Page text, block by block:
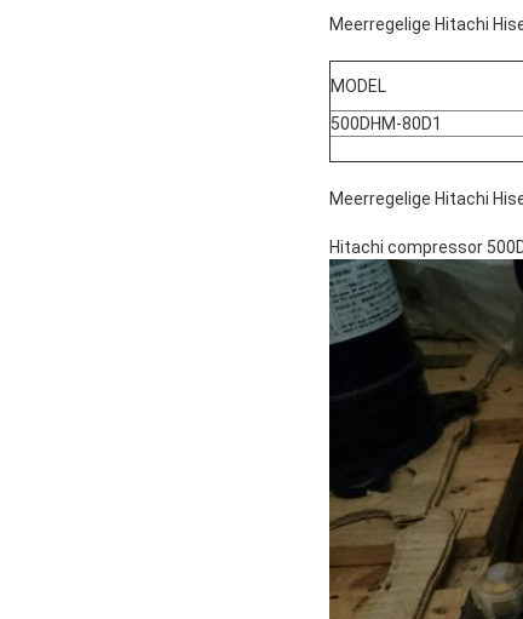
Meerregelige Hitachi
MODEL
500DHM-80D1
Meerregelige Hitachi
Hitachi compressor